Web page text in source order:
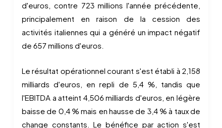
d'euros, contre 723 millions l'année précédente,
principalement en raison de la cession des
activités italiennes qui a généré un impact négatif
de 657 millions d'euros.
Le résultat opérationnel courant s'est établi à 2,158
milliards d'euros, en repli de 5,4 %, tandis que
l'EBITDA a atteint 4,506 milliards d'euros, en légère
baisse de 0,4 % mais en hausse de 3,4 % à taux de
change constants. Le bénéfice par action s'est